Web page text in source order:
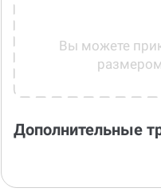
Вы можете
Дополнительные